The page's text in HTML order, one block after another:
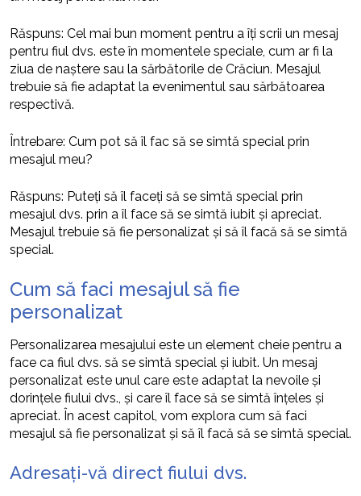
Răspuns: Cel mai bun moment pentru a îți scrii un mesaj
pentru fiul dvs. este în momentele speciale, cum ar fi la
ziua de naștere sau la sărbătorile de Crăciun. Mesajul
trebuie să fie adaptat la evenimentul sau sărbătoarea
respectivă.
Întrebare: Cum pot să îl fac să se simtă special prin
mesajul meu?
Răspuns: Puteți să îl faceți să se simtă special prin
mesajul dvs. prin a îl face să se simtă iubit și apreciat.
Mesajul trebuie să fie personalizat și să îl facă să se simtă
special.
Cum să faci mesajul să fie
personalizat
Personalizarea mesajului este un element cheie pentru a
face ca fiul dvs. să se simtă special și iubit. Un mesaj
personalizat este unul care este adaptat la nevoile și
dorințele fiului dvs., și care îl face să se simtă înțeles și
apreciat. În acest capitol, vom explora cum să faci
mesajul să fie personalizat și să îl facă să se simtă special.
Adresați-vă direct fiului dvs.